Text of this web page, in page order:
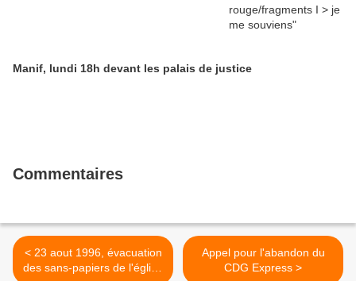
Manif, lundi 18h devant les palais de justice
Commentaires
< 23 aout 1996, évacuation
des sans-papiers de l'église
Appel pour l'abandon du
CDG Express >